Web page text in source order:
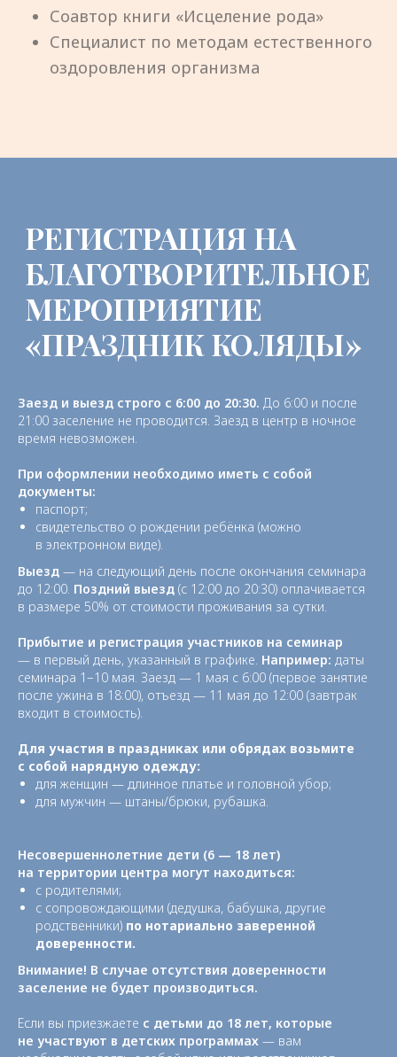
Заезд и выезд строго с 6:00 до 20:30. До 6:00 и после
21:00 заселение не проводится. Заезд в центр в ночное
время невозможен.
При оформлении необходимо иметь с собой
документы:
паспорт;
свидетельство о рождении ребёнка (можно
в электронном виде).
Выезд — на следующий день после окончания семинара
до 12:00. Поздний выезд (с 12:00 до 20:30) оплачивается
в размере 50% от стоимости проживания за сутки.
Прибытие и регистрация участников на семинар
— в первый день, указанный в графике. Например: даты
семинара 1−10 мая. Заезд — 1 мая с 6:00 (первое занятие
после ужина в 18:00), отъезд — 11 мая до 12:00 (завтрак
входит в стоимость).
Для участия в праздниках или обрядах возьмите
с собой нарядную одежду:
для женщин — длинное платье и головной убор;
для мужчин — штаны/брюки, рубашка.
Несовершеннолетние дети (6 — 18 лет)
на территории центра могут находиться:
с родителями;
с сопровождающими (дедушка, бабушка, другие
родственники) по нотариально заверенной
доверенности.
Внимание! В случае отсутствия доверенности
заселение не будет производиться.
Если вы приезжаете с детьми до 18 лет, которые
не участвуют в детских программах — вам
НЫЙ ВЗНОС
МЕСТО ПРОВЕДЕНИЯ
СЕМИНАРА
Центр «Светоч» расположен
недалеко от моря в живописной
долине горной реки Ускут
в окружении величественных гор,
напоминающих пирамиды.
Это уникальное место, природный
заповедник силы с чистейшим
горным воздухом, наполненным
ароматами крымского разнотравья
и звуками живой природы.